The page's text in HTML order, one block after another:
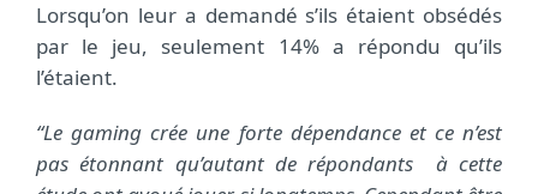
Lorsqu’on leur a demandé s’ils étaient obsédés
par le jeu, seulement 14% a répondu qu’ils
l’étaient.
“Le gaming crée une forte dépendance et ce n’est
pas étonnant qu’autant de répondants à cette